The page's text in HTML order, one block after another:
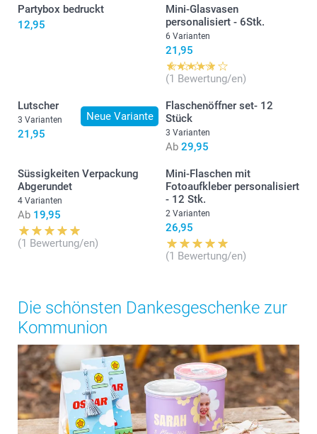
Partybox bedruckt
12,95
Mini-Glasvasen
personalisiert - 6Stk.
6 Varianten
21,95
(1 Bewertung/en)
Neue Variante
Lutscher
3 Varianten
21,95
Flaschenöffner set- 12
Stück
3 Varianten
Ab 29,95
Süssigkeiten Verpackung
Abgerundet
4 Varianten
Ab 19,95
(1 Bewertung/en)
Mini-Flaschen mit
Fotoaufkleber personalisiert
- 12 Stk.
2 Varianten
26,95
(1 Bewertung/en)
Die schönsten Dankesgeschenke zur
Kommunion